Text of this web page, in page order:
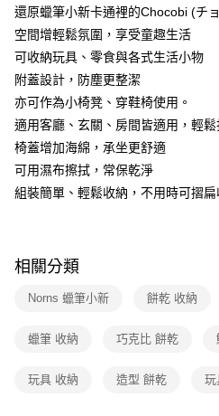
還原蠟筆小新卡通裡的Chocobi (チ
空間增輕鬆氛圍，享受童趣生活
可收納玩具、零食與各式生活小物
附蓋設計，防塵更整潔
亦可作為小椅凳、穿鞋椅使用。
適用客廳、玄關、房間皆適用，輕
椅蓋增加海綿，承坐更舒適
可用濕布擦拭，常保乾淨
組裝簡單、輕鬆收納，不用時可摺
相關分類
Norns 蠟筆小新 餅乾 收納
蠟筆 收納 巧克比 餅乾
玩具 收納 造型 餅乾 玩